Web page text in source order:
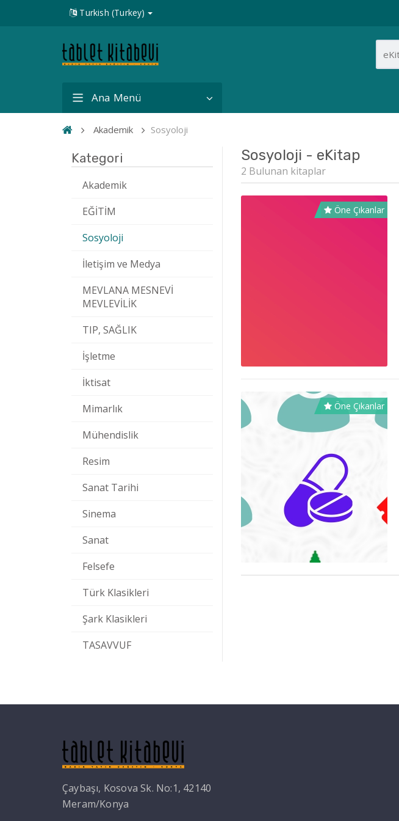
Turkish (Turkey)
Ana Menü
Akademik Sosyoloji
Kategori
Akademik
EĞİTİM
Sosyoloji
İletişim ve Medya
MEVLANA MESNEVİ
MEVLEVİLİK
TIP, SAĞLIK
İşletme
İktisat
Mimarlık
Mühendislik
Resim
Sanat Tarihi
Sinema
Sanat
Felsefe
Türk Klasikleri
Şark Klasikleri
TASAVVUF
Sosyoloji - eKitap
2 Bulunan kitaplar
Öne Çıkanlar
Öne Çıkanlar
Çaybaşı, Kosova Sk. No:1, 42140
Meram/Konya